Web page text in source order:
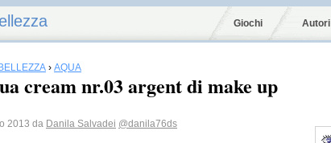
Giochi Autori
BELLEZZA › AQUA
cream nr.03 argent di make up
2013 da Danila Salvadei @danila76ds